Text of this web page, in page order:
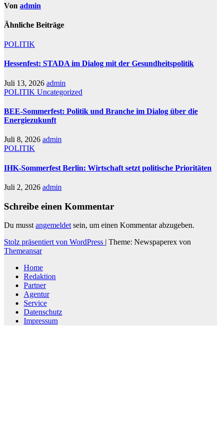
Von admin
Ähnliche Beiträge
POLITIK
Hessenfest: STADA im Dialog mit der Gesundheitspolitik
Juli 13, 2026 admin
POLITIK Uncategorized
BEE-Sommerfest: Politik und Branche im Dialog über die
Energiezukunft
Juli 8, 2026 admin
POLITIK
IHK-Sommerfest Berlin: Wirtschaft setzt politische Prioritäten
Juli 2, 2026 admin
Schreibe einen Kommentar
Du musst angemeldet sein, um einen Kommentar abzugeben.
Stolz präsentiert von WordPress | Theme: Newspaperex von
Themeansar
Home
Redaktion
Partner
Agentur
Service
Datenschutz
Impressum